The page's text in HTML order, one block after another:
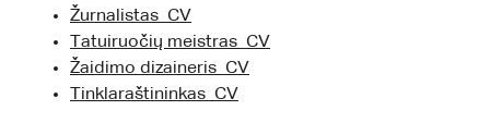
Žurnalistas CV
Tatuiruočių meistras CV
Žaidimo dizaineris CV
Tinklaraštininkas CV